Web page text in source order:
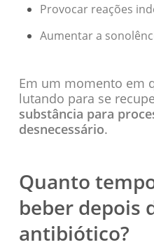
Provocar reações
Aumentar a
Em um momento em
lutando para se
substância para
desnecessário.
Quanto
beber depois
antibiótico?